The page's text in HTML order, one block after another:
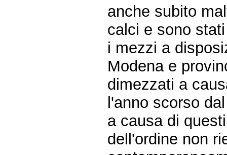
anche subito
calci e sono
i mezzi a
Modena e
dimezzati a
l'anno scorso
a causa di
dell'ordine non